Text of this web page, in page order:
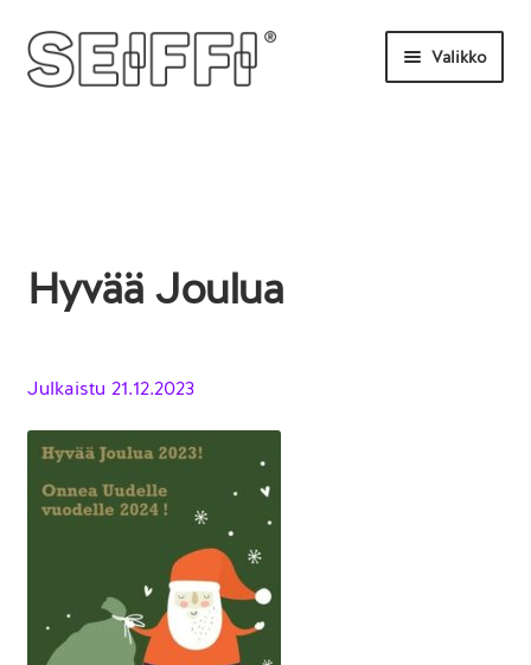
Siirry
navigointiin
Siirry
sisältöön
Valikko
Etusivu
Hyvää Joulua
Julkaistu 21.12.2023